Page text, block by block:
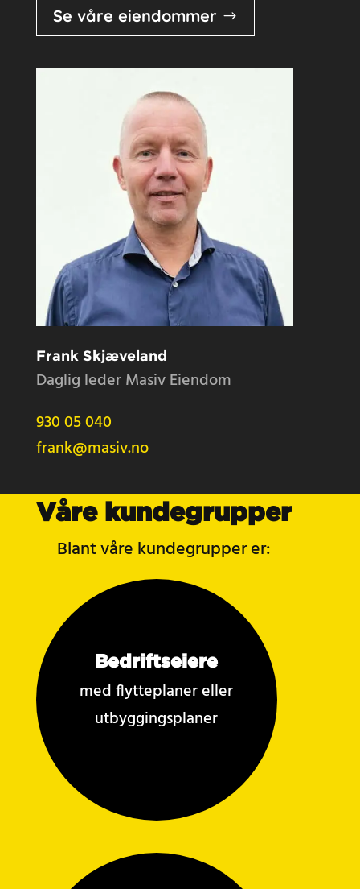
Se våre eiendommer
Frank Skjæveland
Daglig leder Masiv Eiendom
930 05 040
frank@masiv.no
Våre kundegrupper
Blant våre kundegrupper er:
Bedriftseiere
med flytteplaner eller
utbyggingsplaner